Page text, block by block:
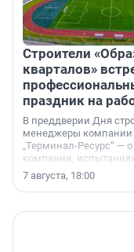
Строители
кварталов»
праздник на
В преддверии Дня
менеджеры компании
„Терминал-Ресурс“ —
компании,
осторожного
7 августа, 18:00